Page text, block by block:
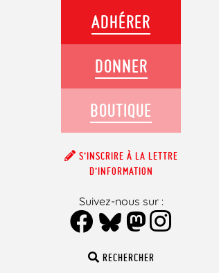
RECHERCHER
ADHÉRER
DONNER
BOUTIQUE
S’INSCRIRE À LA LETTRE
D’INFORMATION
Suivez-nous sur :